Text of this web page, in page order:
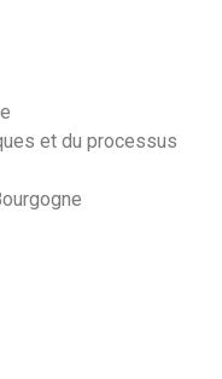
et du processus